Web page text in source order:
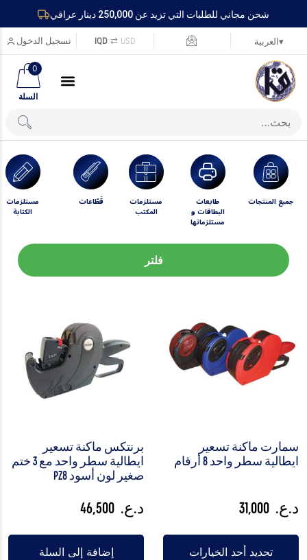
شحن مجاني للطلبات التي تزيد عن 250,000 دينار عراقي
تسجيل الدخول IQD ⇄ USD العربية▾
0
السلة
جميع المنتجات طابعات
البطاقات و
مستلزماتها
مستلزمات
المكتب
قَطّاعات مستلزمات
الكتابة
فلتر
سمارت ماكنة تسعير
ايطالية سطر واحد 8 أرقام
د.ع.
تحديد أحد الخيارات
برنتكس ماكنة تسعير
ايطالية سطر واحد مع 3 ختم
صغير لون أسود PZ8
د.ع.
إضافة إلى السلة